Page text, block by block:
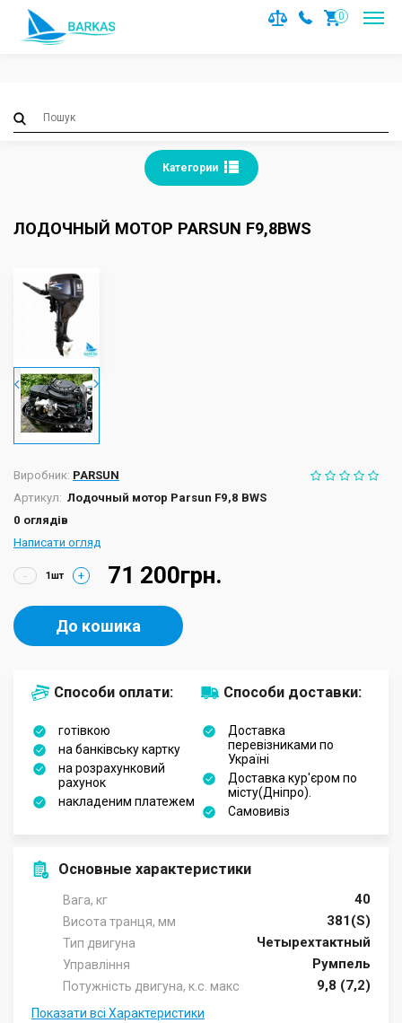
Notice
: Trying to access array offset on value of type null in
/var/www/barkas/data/www/barkas.com.ua/catalog/
on line36
0
Категории
ЛОДОЧНЫЙ МОТОР PARSUN F9,8BWS
Виробник: PARSUN
Артикул: Лодочный мотор Parsun F9,8 BWS
0 оглядів
Написати огляд
- + 71 200грн.
До кошика
Способи оплати:
готівкою
на банківську картку
на розрахунковий
рахунок
накладеним платежем
Способи доставки:
Доставка
перевізниками по
Україні
Доставка кур'єром по
місту(Дніпро).
Самовивіз
Основные характеристики
Вага, кг 40
Висота транця, мм 381(S)
Тип двигуна Четырехтактный
Управління Румпель
Потужність двигуна, к.с. макс 9,8 (7,2)
Показати всі Характеристики